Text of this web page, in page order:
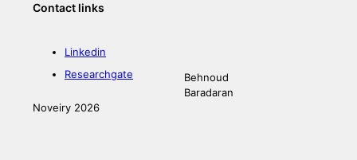
Contact links
Linkedin
Researchgate
Behnoud
Baradaran
Noveiry 2026